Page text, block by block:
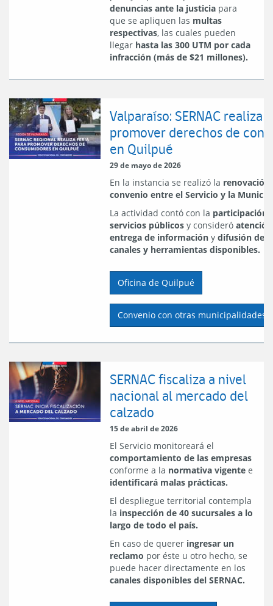
denuncias ante la justicia para
que se apliquen las multas
respectivas, las cuales pueden
llegar hasta las 300 UTM por cada
infracción (más de $21 millones).
Valparaíso: SERNAC realiza
promover derechos de
en Quilpué
29 de mayo de 2026
En la instancia se realizó la renovación
convenio entre el Servicio y la
La actividad contó con la participación
servicios públicos y consideró
entrega de información y difusión de
canales y herramientas disponibles.
Oficina de Quilpué
Convenio con otras municipalidades
SERNAC fiscaliza a nivel
nacional al mercado del
calzado
15 de abril de 2026
El Servicio monitoreará el
comportamiento de las empresas
conforme a la normativa vigente e
identificará malas prácticas.
El despliegue territorial contempla
la inspección de 40 sucursales a lo
largo de todo el país.
En caso de querer ingresar un
reclamo por éste u otro hecho, se
puede hacer directamente en los
canales disponibles del SERNAC.